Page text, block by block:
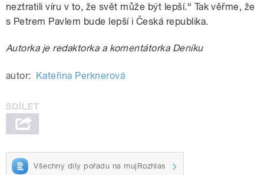
neztratili víru v to, že svět může být lepší.“ Tak věřme, že
s Petrem Pavlem bude lepší i Česká republika.
Autorka je redaktorka a komentátorka Deníku
autor: Kateřina Perknerová
Všechny díly pořadu na mujRozhlas